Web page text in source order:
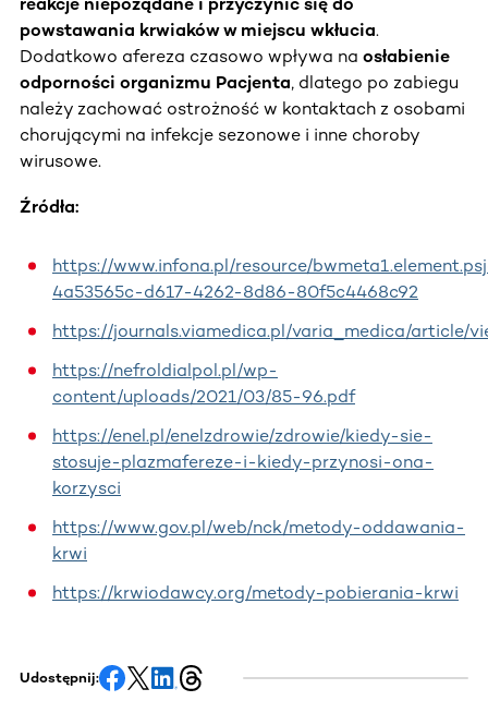
powstawania krwiaków w miejscu wkłucia.
Dodatkowo afereza czasowo wpływa na osłabienie
odporności organizmu Pacjenta, dlatego po zabiegu
należy zachować ostrożność w kontaktach z osobami
chorującymi na infekcje sezonowe i inne choroby
wirusowe.
Źródła:
https://www.infona.pl/resource/
4a53565c-d617-4262-8d86-80f5c4468c92
https://journals.viamedica.pl/varia_medica/article/
https://nefroldialpol.pl/wp-
content/uploads/2021/03/85-96.pdf
https://enel.pl/enelzdrowie/zdrowie/kiedy-sie-
stosuje-plazmafereze-i-kiedy-przynosi-ona-
korzysci
https://www.gov.pl/web/nck/metody-oddawania-
krwi
https://krwiodawcy.org/metody-pobierania-krwi
Udostępnij: